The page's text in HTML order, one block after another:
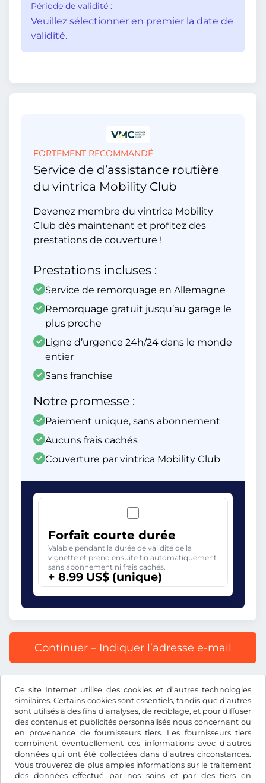
Ce site Internet utilise des cookies et d’autres technologies
similaires. Certains cookies sont essentiels, tandis que d’autres
sont utilisés à des fins d’analyses, de reciblage, et pour diffuser
des contenus et publicités personnalisés nous concernant ou
en provenance de fournisseurs tiers. Les fournisseurs tiers
combinent éventuellement ces informations avec d’autres
données qui ont été collectées dans d’autres circonstances.
Vous trouverez de plus amples informations sur le traitement
des données effectué par nos soins et par des tiers en
Période de validité :
Veuillez sélectionner en premier la date de
validité.
FORTEMENT RECOMMANDÉ
Service de d’assistance routière
du vintrica Mobility Club
Devenez membre du vintrica Mobility
Club dès maintenant et profitez des
prestations de couverture !
Prestations incluses :
Service de remorquage en Allemagne
Remorquage gratuit jusqu’au garage le
plus proche
Ligne d’urgence 24h/24 dans le monde
entier
Sans franchise
Notre promesse :
Paiement unique, sans abonnement
Aucuns frais cachés
Couverture par vintrica Mobility Club
Forfait courte durée
Valable pendant la durée de validité de la
vignette et prend ensuite fin automatiquement
sans abonnement ni frais cachés.
+ 8.99 US$ (unique)
Continuer – Indiquer l’adresse e-mail
compris les frais d’enregistrement et la TVA.
US$USD